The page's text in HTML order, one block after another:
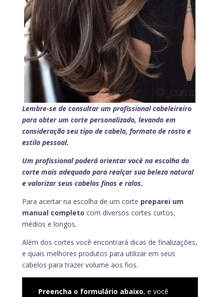
Lembre-se de consultar um profissional cabeleireiro
para obter um corte personalizado, levando em
consideração seu tipo de cabelo, formato de rosto e
estilo pessoal.
Um profissionalpoderá orientar você na escolha do
corte mais adequado para realçar sua beleza natural
e valorizar seus cabelos finos e ralos.
Para acertar na escolha de um corte preparei um
manual completo com diversos cortes curtos,
médios e longos.
Além dos cortes você encontrará dicas de finalizações,
e quais melhores produtos para utilizar em seus
cabelos para trazer volume aos fios.
Preencha o formulário abaixo, e você